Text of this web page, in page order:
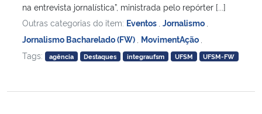
na entrevista jornalística”, ministrada pelo repórter [...]
Outras categorias do item: Eventos Jornalismo
Jornalismo Bacharelado (FW) MovimentAção
Tags:
agência Destaques integraufsm UFSM UFSM-FW